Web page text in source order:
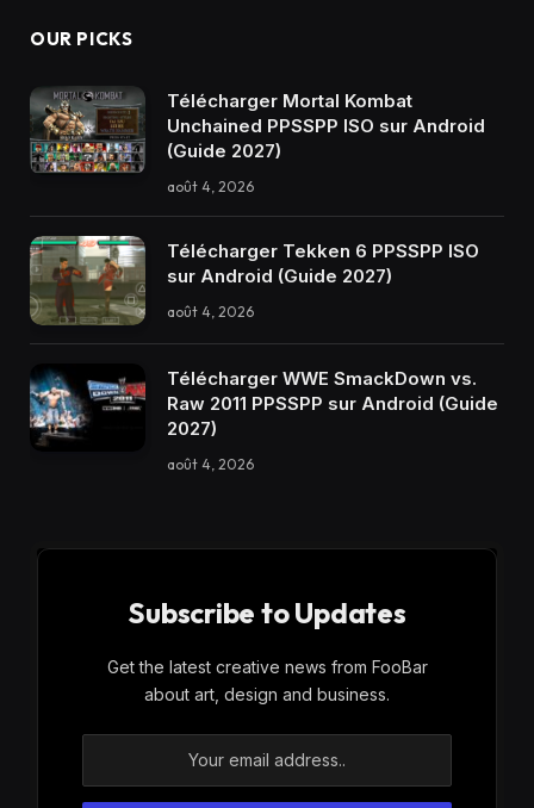
OUR PICKS
Télécharger Mortal Kombat
Unchained PPSSPP ISO sur Android
(Guide 2027)
août 4, 2026
Télécharger Tekken 6 PPSSPP ISO
sur Android (Guide 2027)
août 4, 2026
Télécharger WWE SmackDown vs.
Raw 2011 PPSSPP sur Android (Guide
2027)
août 4, 2026
Subscribe to Updates
Get the latest creative news from FooBar
about art, design and business.